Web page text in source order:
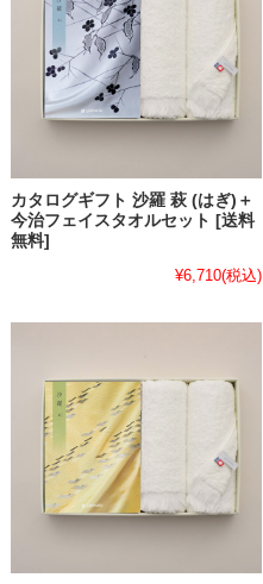
カタログギフト 沙羅 萩 (はぎ)＋
今治フェイスタオルセット [送料
無料]
¥6,710(税込)